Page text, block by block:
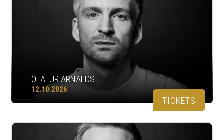
ÓLAFUR ARNALDS
12.10.2026
TICKETS